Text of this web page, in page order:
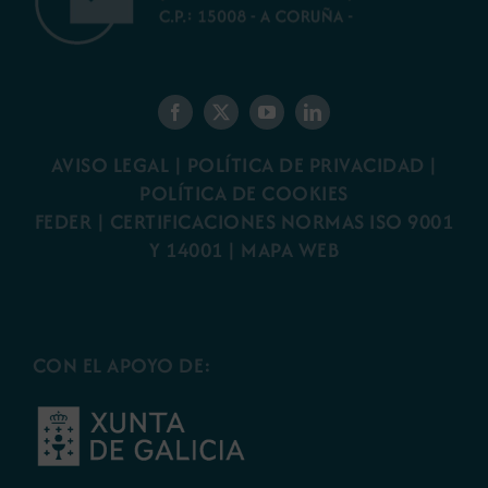
AVISO LEGAL | POLÍTICA DE PRIVACIDAD |
POLÍTICA DE COOKIES
FEDER | CERTIFICACIONES NORMAS ISO 9001
Y 14001 | MAPA WEB
CON EL APOYO DE: